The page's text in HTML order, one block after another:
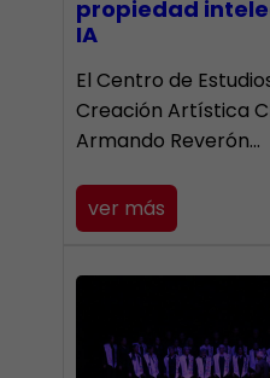
propiedad
IA
El Centro de
Creación Artística
Armando Reverón…
ver más